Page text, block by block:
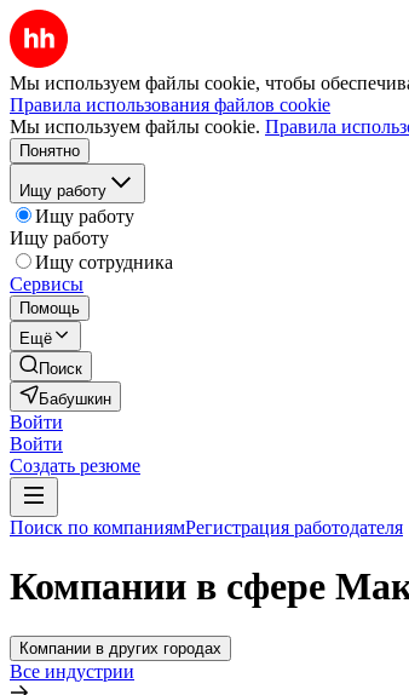
Мы используем файлы cookie, чтобы
Правила использования файлов cookie
Мы используем файлы cookie. Правила
Понятно
Ищу работу
Ищу работу
Ищу работу
Ищу сотрудника
Сервисы
Помощь
Ещё
Поиск
Бабушкин
Войти
Войти
Создать резюме
Поиск по компаниямРегистрация работодателя
Компании в сфере
Компании в других городах
Все индустрии